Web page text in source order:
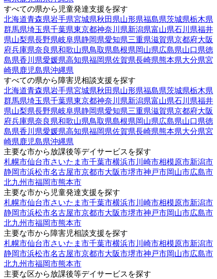
すべての県から児童発達支援を探す
北海道青森県岩手県宮城県秋田県山形県福島県茨城県栃木県
群馬県埼玉県千葉県東京都神奈川県新潟県富山県石川県福井
県山梨県長野県岐阜県静岡県愛知県三重県滋賀県京都府大阪
府兵庫県奈良県和歌山県鳥取県島根県岡山県広島県山口県徳
島県香川県愛媛県高知県福岡県佐賀県長崎県熊本県大分県宮
崎県鹿児島県沖縄県
すべての県から障害児相談支援を探す
北海道青森県岩手県宮城県秋田県山形県福島県茨城県栃木県
群馬県埼玉県千葉県東京都神奈川県新潟県富山県石川県福井
県山梨県長野県岐阜県静岡県愛知県三重県滋賀県京都府大阪
府兵庫県奈良県和歌山県鳥取県島根県岡山県広島県山口県徳
島県香川県愛媛県高知県福岡県佐賀県長崎県熊本県大分県宮
崎県鹿児島県沖縄県
主要な市から放課後等デイサービスを探す
札幌市仙台市さいたま市千葉市横浜市川崎市相模原市新潟市
静岡市浜松市名古屋市京都市大阪市堺市神戸市岡山市広島市
北九州市福岡市熊本市
主要な市から児童発達支援を探す
札幌市仙台市さいたま市千葉市横浜市川崎市相模原市新潟市
静岡市浜松市名古屋市京都市大阪市堺市神戸市岡山市広島市
北九州市福岡市熊本市
主要な市から障害児相談支援を探す
札幌市仙台市さいたま市千葉市横浜市川崎市相模原市新潟市
静岡市浜松市名古屋市京都市大阪市堺市神戸市岡山市広島市
北九州市福岡市熊本市
主要な区から放課後等デイサービスを探す